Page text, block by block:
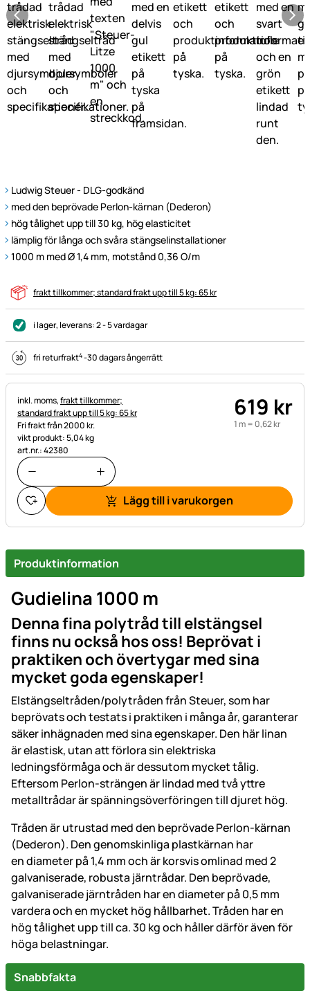
Ludwig Steuer - DLG-godkänd
med den beprövade Perlon-kärnan (Dederon)
hög tålighet upp till 30 kg, hög elasticitet
lämplig för långa och svåra stängselinstallationer
1000 m med Ø 1,4 mm, motstånd 0,36 O/m
frakt tillkommer; standard frakt upp till 5 kg: 65 kr
i lager, leverans:2 - 5 vardagar
fri returfrakt4-30 dagars ångerrätt
Skatteinformation:
inkl. moms,frakt tillkommer;
standard frakt upp till 5 kg: 65 kr
Fri frakt från 2000 kr.
vikt produkt: 5,04 kg
art.nr.: 42380
619 kr
1 m = 0,62kr
Lägg till i varukorgen
Produktinformation
Gudielina 1000 m
Denna fina polytråd till elstängsel
finns nu också hos oss! Beprövat i
praktiken och övertygar med sina
mycket goda egenskaper!
Elstängseltråden/polytråden från Steuer, som har
beprövats och testats i praktiken i många år, garanterar
säker inhägnaden med sina egenskaper. Den här linan
är elastisk, utan att förlora sin elektriska
ledningsförmåga och är dessutom mycket tålig.
Eftersom Perlon-strängen är lindad med två yttre
metalltrådar är spänningsöverföringen till djuret hög.
Tråden är utrustad med den beprövade Perlon-kärnan
(Dederon). Den genomskinliga plastkärnan har
en diameter på 1,4 mm och är korsvis omlinad med 2
galvaniserade, robusta järntrådar. Den beprövade,
galvaniserade järntråden har en diameter på 0,5 mm
vardera och en mycket hög hållbarhet. Tråden har en
hög tålighet upp till ca. 30 kg och håller därför även för
höga belastningar.
Snabbfakta